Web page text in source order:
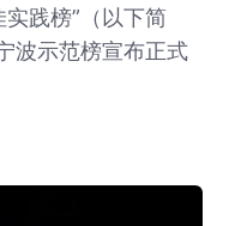
践榜”（以下简
波示范榜宣布正式